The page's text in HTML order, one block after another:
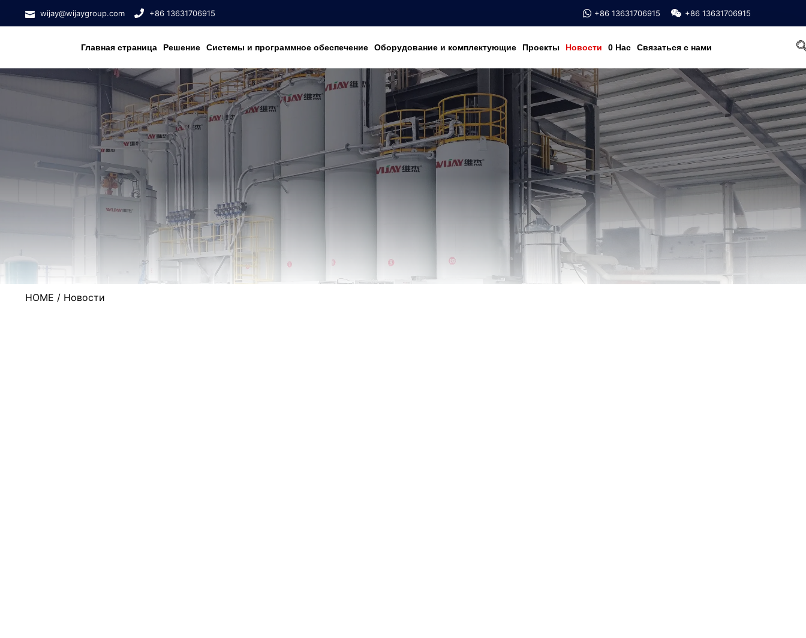
wijay@wijaygroup.com +86 13631706915 +86 13631706915 +86 13631706915
Главная страница Решение Системы и программное обеспечение Оборудование и комплектующие Проекты Новости 0 Hac Связаться с нами
HOME / Новости